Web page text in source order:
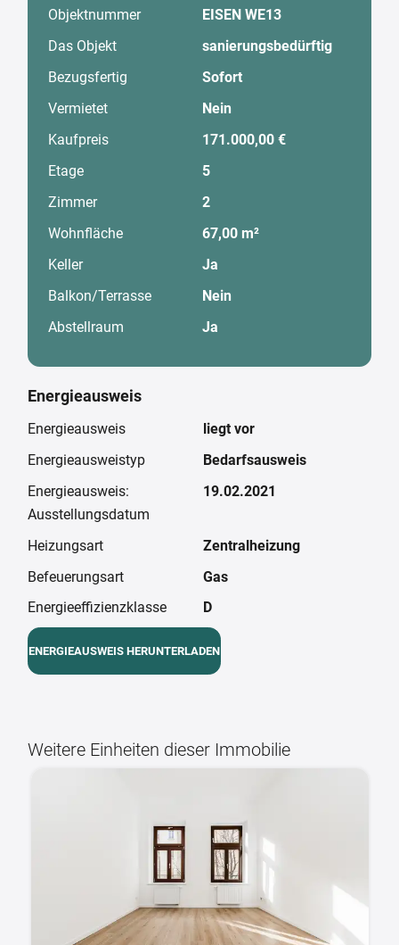
Objektnummer
EISEN WE13
Das Objekt
sanierungsbedürftig
Bezugsfertig
Sofort
Vermietet
Nein
Kaufpreis
171.000,00 €
Etage
5
Zimmer
2
Wohnfläche
67,00 m²
Keller
Ja
Balkon/Terrasse
Nein
Abstellraum
Ja
Energieausweis
Energieausweis
liegt vor
Energieausweistyp
Bedarfsausweis
Energieausweis:
Ausstellungsdatum
19.02.2021
Heizungsart
Zentralheizung
Befeuerungsart
Gas
Energieeffizienzklasse
D
ENERGIEAUSWEIS HERUNTERLADEN
Weitere Einheiten dieser Immobilie